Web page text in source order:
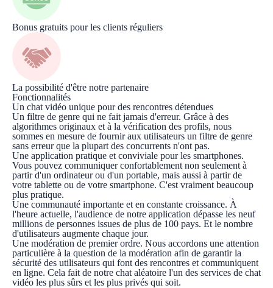
Bonus gratuits pour les clients réguliers
La possibilité d'être notre partenaire
Fonctionnalités
Un chat vidéo unique pour des rencontres détendues
Un filtre de genre qui ne fait jamais d'erreur. Grâce à des
algorithmes originaux et à la vérification des profils, nous
sommes en mesure de fournir aux utilisateurs un filtre de genre
sans erreur que la plupart des concurrents n'ont pas.
Une application pratique et conviviale pour les smartphones.
Vous pouvez communiquer confortablement non seulement à
partir d'un ordinateur ou d'un portable, mais aussi à partir de
votre tablette ou de votre smartphone. C'est vraiment beaucoup
plus pratique.
Une communauté importante et en constante croissance. À
l'heure actuelle, l'audience de notre application dépasse les neuf
millions de personnes issues de plus de 100 pays. Et le nombre
d'utilisateurs augmente chaque jour.
Une modération de premier ordre. Nous accordons une attention
particulière à la question de la modération afin de garantir la
sécurité des utilisateurs qui font des rencontres et communiquent
en ligne. Cela fait de notre chat aléatoire l'un des services de chat
vidéo les plus sûrs et les plus privés qui soit.